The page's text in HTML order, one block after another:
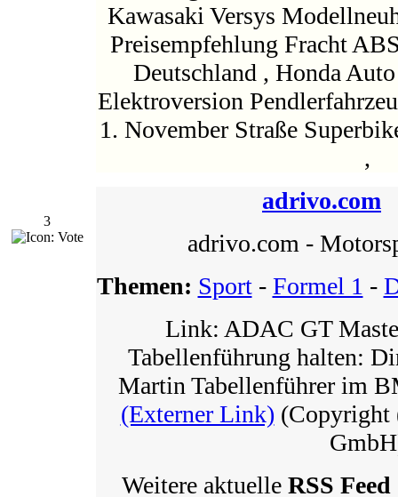
Kawasaki Versys
Preisempfehlung Fracht
Deutschland , Honda
Elektroversion
1. November Straße
,
3
adrivo.com
adrivo.com -
Themen: Sport- Formel 1 -
Link: ADAC GT
Tabellenführung halten:
Martin Tabellenführer im
(Externer Link) (Copyright
Weitere aktuelle RSS Feed